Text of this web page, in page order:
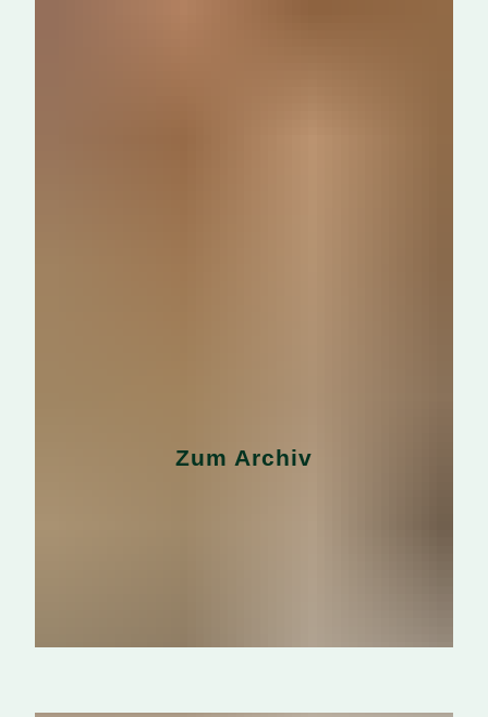
Zum Archiv